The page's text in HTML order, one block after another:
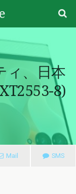
ィ、日本
8)
Mail SMS